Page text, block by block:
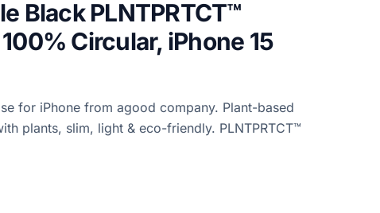
Black PLNTPRTCT™
Circular, iPhone 15
for iPhone from agood company. Plant-based
plants, slim, light & eco-friendly. PLNTPRTCT™